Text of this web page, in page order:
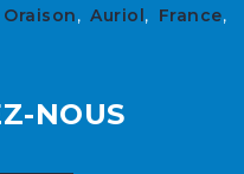
Oraison,Auriol, France,
NOUS